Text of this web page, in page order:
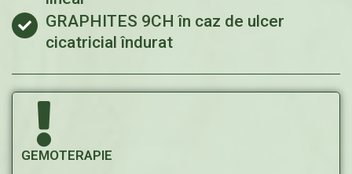
GRAPHITES 9CH în caz de ulcer
cicatricial îndurat
GEMOTERAPIE